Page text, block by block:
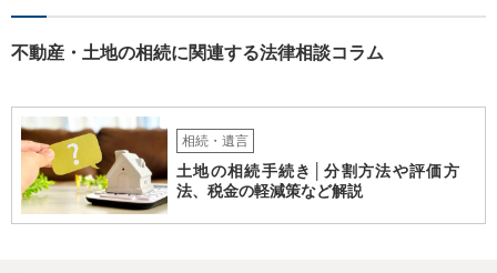
不動産・土地の相続に関連する法律相談コラム
相続・遺言
土地の相続手続き│分割方法や評価方
法、税金の軽減策など解説